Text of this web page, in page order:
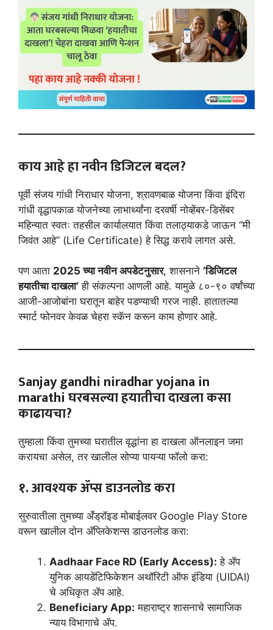
काय आहे हा नवीन डिजिटल बदल?
पूर्वी संजय गांधी निराधार योजना, श्रावणबाळ योजना किंवा इंदिरा
गांधी वृद्धापकाळ योजनेच्या लाभार्थ्यांना दरवर्षी नोव्हेंबर-डिसेंबर
महिन्यात स्वतः तहसील कार्यालयात किंवा तलाठ्याकडे जाऊन “मी
जिवंत आहे” (Life Certificate) हे सिद्ध करावे लागत असे.
पण आता 2025 च्या नवीन अपडेटनुसार, शासनाने ‘डिजिटल
हयातीचा दाखला’ ही संकल्पना आणली आहे. यामुळे ८०-९० वर्षांच्या
आजी-आजोबांना घरातून बाहेर पडण्याची गरज नाही. हातातल्या
स्मार्ट फोनवर केवळ चेहरा स्कॅन करून काम होणार आहे.
Sanjay gandhi niradhar yojana in
marathiघरबसल्या हयातीचा दाखला कसा
काढायचा?
तुम्हाला किंवा तुमच्या घरातील वृद्धांना हा दाखला ऑनलाइन जमा
करायचा असेल, तर खालील सोप्या पायऱ्या फॉलो करा:
१. आवश्यक ॲप्स डाउनलोड करा
सुरुवातीला तुमच्या अँड्रॉइड मोबाईलवर Google Play Store
वरून खालील दोन ॲप्लिकेशन्स डाउनलोड करा:
Aadhaar Face RD (Early Access): हे ॲप
युनिक आयडेंटिफिकेशन अथॉरिटी ऑफ इंडिया (UIDAI)
चे अधिकृत ॲप आहे.
Beneficiary App: महाराष्ट्र शासनाचे सामाजिक
न्याय विभागाचे ॲप.